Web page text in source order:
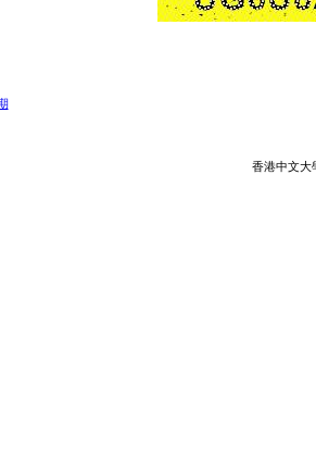
香港中文大